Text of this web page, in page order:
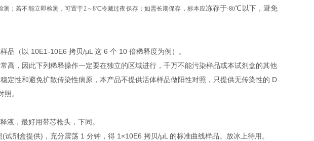
测；若不能立即检测，可置于2～8℃冷藏过夜保存；如需长期保存，标本应冻存于-80℃ 以下，避免
品（以 10E1-10E6 拷贝/μL 这 6 个 10 倍稀释度为例）。
高，因此下列稀释操作一定要在独立的区域进行，千万不能污染样品或本试剂盒的其他
定性和避免扩散传染性病原，本产品不提供活体样品做阳性对照，只提供无传染性的 D
照。
液，最好用带芯枪头，下同。
剂盒提供)，充分震荡 1 分钟，得 1×10E6 拷贝/μL 的标准曲线样品。放冰上待用。